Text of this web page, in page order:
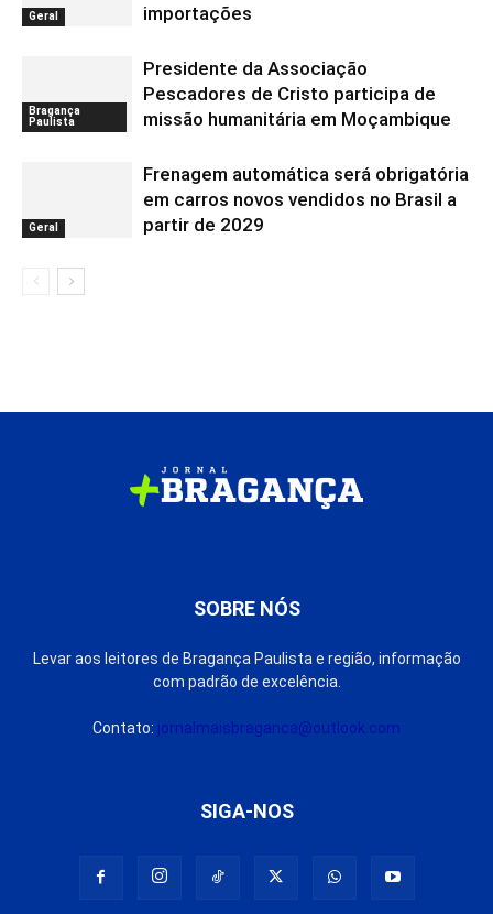
Geral
importações
Bragança
Paulista
Presidente da Associação
Pescadores de Cristo participa de
missão humanitária em Moçambique
Geral
Frenagem automática será obrigatória
em carros novos vendidos no Brasil a
partir de 2029
SOBRE NÓS
Levar aos leitores de Bragança Paulista e região, informação
com padrão de excelência.
Contato: jornalmaisbraganca@outlook.com
SIGA-NOS